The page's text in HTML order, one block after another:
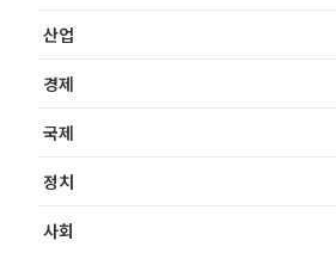
산업
경제
국제
정치
사회